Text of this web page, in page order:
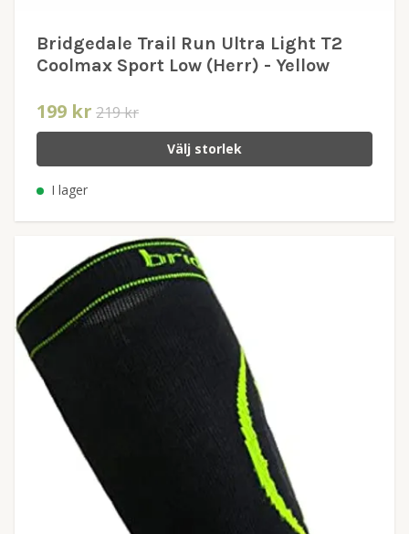
Bridgedale Trail Run Ultra Light T2
Coolmax Sport Low (Herr) - Yellow
199 kr 219 kr
Välj storlek
I lager